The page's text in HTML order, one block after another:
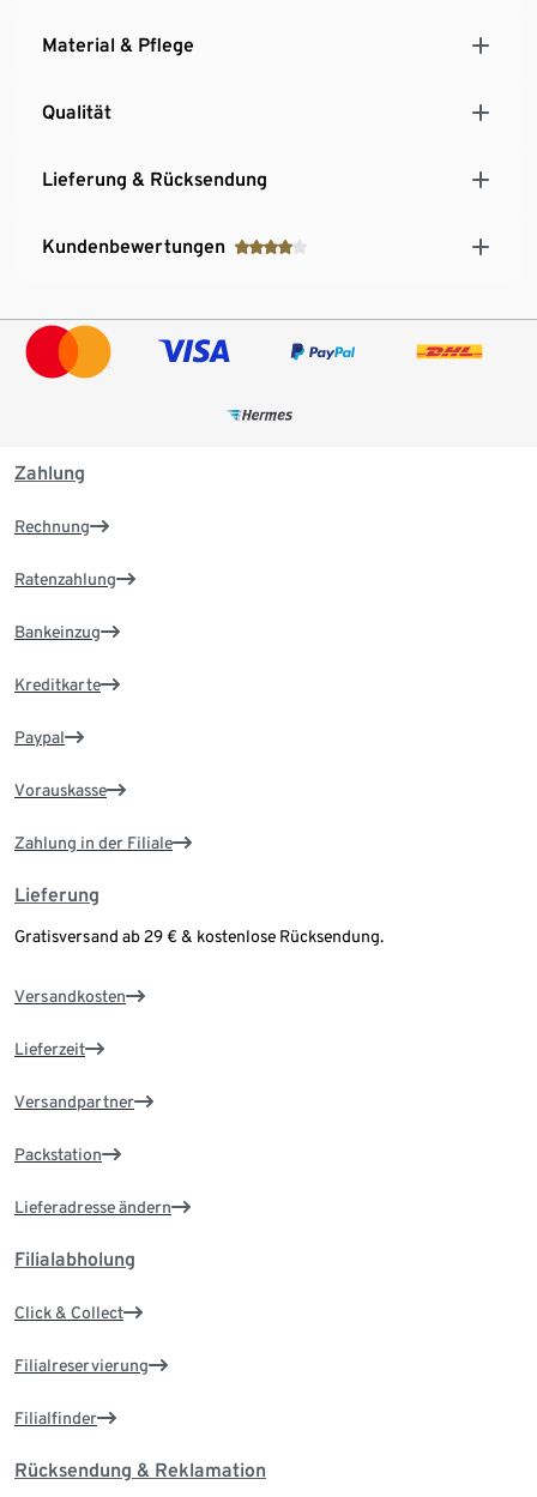
Material & Pflege
Qualität
Lieferung & Rücksendung
Kundenbewertungen
Zahlung
Rechnung
Ratenzahlung
Bankeinzug
Kreditkarte
Paypal
Vorauskasse
Zahlung in der Filiale
Lieferung
Gratisversand ab 29 € & kostenlose Rücksendung.
Versandkosten
Lieferzeit
Versandpartner
Packstation
Lieferadresse ändern
Filialabholung
Click & Collect
Filialreservierung
Filialfinder
Rücksendung & Reklamation